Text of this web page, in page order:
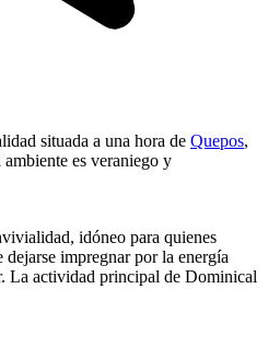
situada a una hora de Quepos,
es veraniego y
idóneo para quienes
dejarse impregnar por la energía
La actividad principal de Dominical